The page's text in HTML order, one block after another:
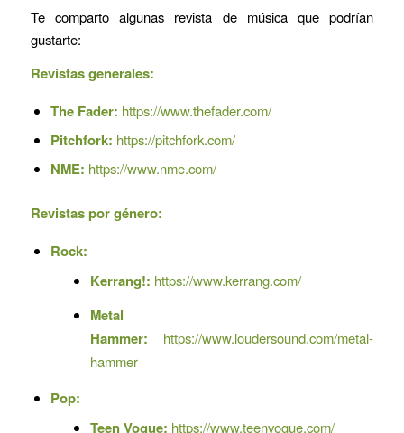
Te comparto algunas revista de música que podrían
gustarte:
Revistas generales:
The Fader: https://www.thefader.com/
Pitchfork: https://pitchfork.com/
NME: https://www.nme.com/
Revistas por género:
Rock:
Kerrang!: https://www.kerrang.com/
Metal
Hammer:
https://www.loudersound.com/metal-
hammer
Pop:
Teen Vogue: https://www.teenvogue.com/